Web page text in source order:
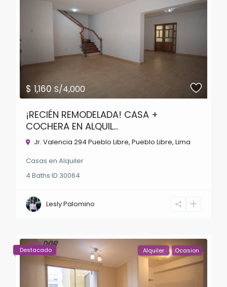
$ 1,160S/4,000
¡RECIÉN REMODELADA! CASA +
COCHERA EN ALQUIL...
Jr. Valencia 294 Pueblo Libre,Pueblo Libre,Lima
Casas enAlquiler
4 Baths·ID 30064
Lesly Palomino
Alquiler Ocasion
Destacado